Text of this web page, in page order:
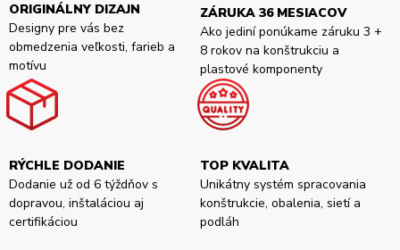
ORIGINÁLNY DIZAJN
Designy pre vás bez
obmedzenia veľkosti, farieb a
motívu
ZÁRUKA 36 MESIACOV
Ako jediní ponúkame záruku 3 +
8 rokov na konštrukciu a
plastové komponenty
RÝCHLE DODANIE
Dodanie už od 6 týždňov s
dopravou, inštaláciou aj
certifikáciou
TOP KVALITA
Unikátny systém spracovania
konštrukcie, obalenia, sietí a
podláh